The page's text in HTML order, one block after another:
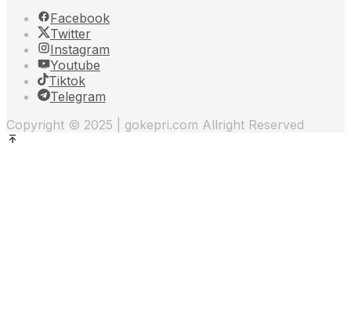
Facebook
Twitter
Instagram
Youtube
Tiktok
Telegram
Copyright © 2025 | gokepri.com Allright Reserved